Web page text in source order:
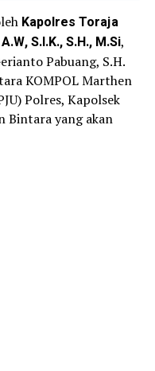
Kapolres Toraja
S.I.K., S.H., M.Si,
Pabuang, S.H.
KOMPOL Marthen
Polres, Kapolsek
Bintara yang akan